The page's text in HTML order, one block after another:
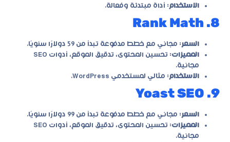
الاستخدام: أداة مبتدئة وفعالة.
8. Rank Math
السعر: مجاني مع خطط مدفوعة تبدأ من 59 دولارًا سنويًا.
المميزات
: تحسين المحتوى، تدقيق الموقع، أدوات SEO
مجانية.
الاستخدام: مثالي لمستخدمي WordPress.
9. Yoast SEO
السعر: مجاني مع خطط مدفوعة تبدأ من 99 دولارًا سنويًا.
المميزات
: تحسين المحتوى، تدقيق الموقع، أدوات SEO
مجانية.